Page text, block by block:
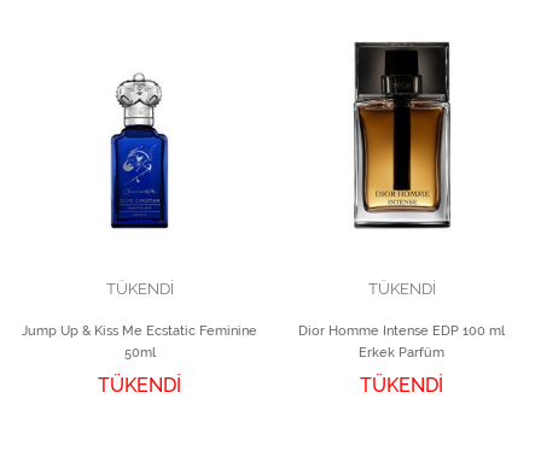
TÜKENDİ
Jump Up & Kiss Me Ecstatic Feminine
50ml
TÜKENDİ
TÜKENDİ
Dior Homme Intense EDP 100 ml
Erkek Parfüm
TÜKENDİ